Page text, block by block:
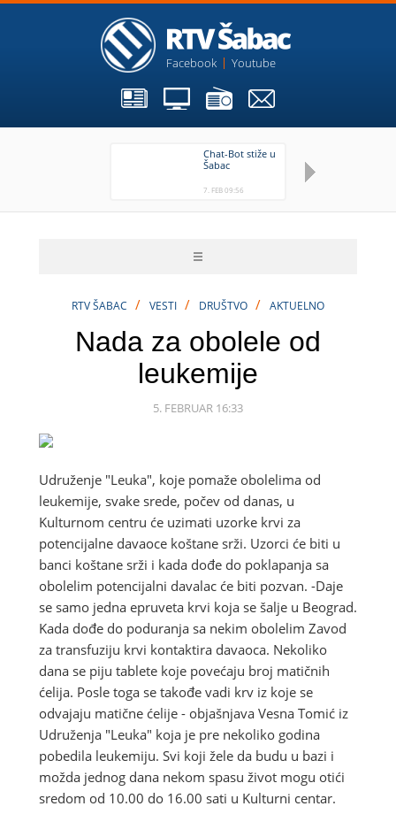
Facebook Youtube
Chat-Bot stiže u
Šabac
7. FEB 09:56
RTV ŠABAC / VESTI / DRUŠTVO / AKTUELNO
Nada za obolele od
leukemije
5. FEBRUAR 16:33
Udruženje "Leuka", koje pomaže obolelima od
leukemije, svake srede, počev od danas, u
Kulturnom centru će uzimati uzorke krvi za
potencijalne davaoce koštane srži. Uzorci će biti u
banci koštane srži i kada dođe do poklapanja sa
obolelim potencijalni davalac će biti pozvan. -Daje
se samo jedna epruveta krvi koja se šalje u Beograd.
Kada dođe do poduranja sa nekim obolelim Zavod
za transfuziju krvi kontaktira davaoca. Nekoliko
dana se piju tablete koje povećaju broj matičnih
ćelija. Posle toga se takođe vadi krv iz koje se
odvajaju matične ćelije - objašnjava Vesna Tomić iz
Udruženja "Leuka" koja je pre nekoliko godina
pobedila leukemiju. Svi koji žele da budu u bazi i
možda jednog dana nekom spasu život mogu otići
sredom od 10.00 do 16.00 sati u Kulturni centar.